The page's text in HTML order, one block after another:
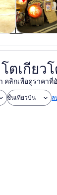
ม
ดื่ม & กิจก
ยามค่ำ
ตเกียว
คลิกเพื่อดูราคาที่
ชั้นเที่ยวบิน ล